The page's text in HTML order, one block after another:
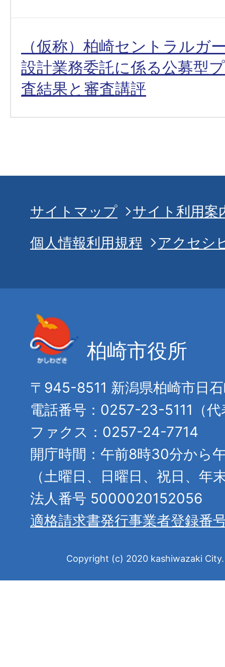
（仮称）柏崎セントラルガ
設計業務委託に係る公募型
査結果と審査講評
サイトマップ
サイト利用案
個人情報利用規程
アクセシ
柏崎市役所
〒945-8511 新潟県柏崎市日
電話番号：0257-23-5111（代
ファクス：0257-24-7714
開庁時間：午前8時30分から
（土曜日、日曜日、祝日、年
法人番号 5000020152056
適格請求書発行事業者登録番
Copyright (c) 2020 kashiwazaki